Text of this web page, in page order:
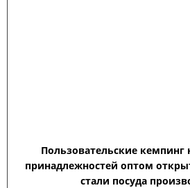
Пользовательские кемпинг
принадлежностей оптом
стали посуда